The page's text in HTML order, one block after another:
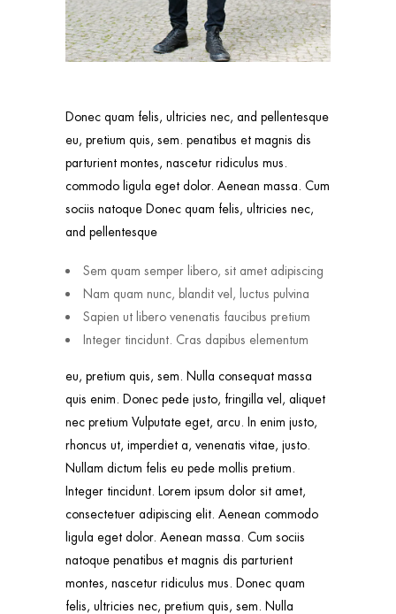
Donec quam felis, ultricies nec, and pellentesque
eu, pretium quis, sem. penatibus et magnis dis
parturient montes, nascetur ridiculus mus.
commodo ligula eget dolor. Aenean massa. Cum
sociis natoque Donec quam felis, ultricies nec,
and pellentesque
Sem quam semper libero, sit amet adipiscing
Nam quam nunc, blandit vel, luctus pulvina
Sapien ut libero venenatis faucibus pretium
Integer tincidunt. Cras dapibus elementum
eu, pretium quis, sem. Nulla consequat massa
quis enim. Donec pede justo, fringilla vel, aliquet
nec pretium Vulputate eget, arcu. In enim justo,
rhoncus ut, imperdiet a, venenatis vitae, justo.
Nullam dictum felis eu pede mollis pretium.
Integer tincidunt. Lorem ipsum dolor sit amet,
consectetuer adipiscing elit. Aenean commodo
ligula eget dolor. Aenean massa. Cum sociis
natoque penatibus et magnis dis parturient
montes, nascetur ridiculus mus. Donec quam
felis, ultricies nec, pretium quis, sem. Nulla